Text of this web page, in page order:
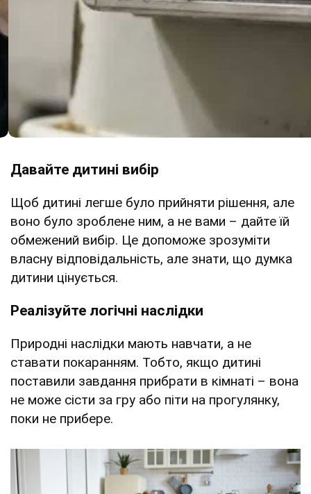
Давайте дитині вибір
Щоб дитині легше було прийняти рішення, але
воно було зроблене ним, а не вами – дайте їй
обмежений вибір. Це допоможе зрозуміти
власну відповідальність, але знати, що думка
дитини цінується.
Реалізуйте логічні наслідки
Природні наслідки мають навчати, а не
ставати покаранням. Тобто, якщо дитині
поставили завдання прибрати в кімнаті – вона
не може сісти за гру або піти на прогулянку,
поки не прибере.